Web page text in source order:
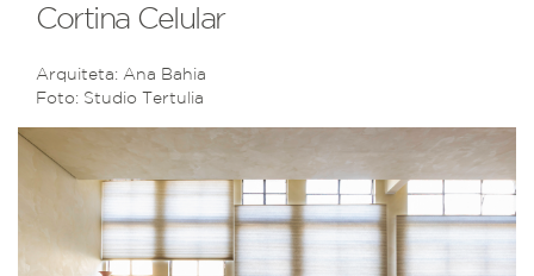
Cortina Celular
Arquiteta: Ana Bahia
Foto: Studio Tertulia